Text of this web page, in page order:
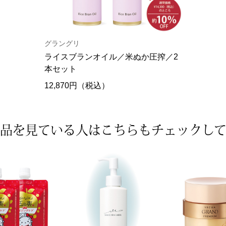
グラングリ
ライスブランオイル／米ぬか圧搾／2
本セット
12,870円（税込）
を見ている人は こちらもチェックし